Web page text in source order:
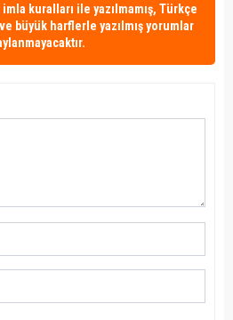
kuralları ile yazılmamış, Türkçe
büyük harflerle yazılmış yorumlar